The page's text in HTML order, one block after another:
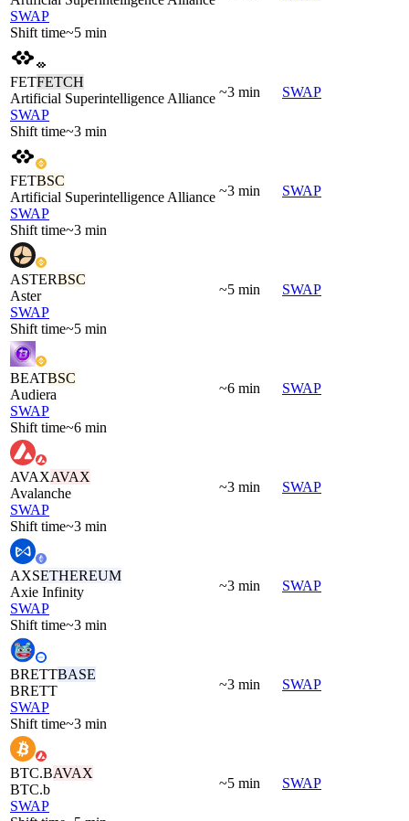
SWAP
Shift time~5 min
FETFETCH
Artificial Superintelligence Alliance
SWAP
Shift time~3 min
~3 min SWAP
FETBSC
Artificial Superintelligence Alliance
SWAP
Shift time~3 min
~3 min SWAP
ASTERBSC
Aster
SWAP
Shift time~5 min
~5 min SWAP
BEATBSC
Audiera
SWAP
Shift time~6 min
~6 min SWAP
AVAXAVAX
Avalanche
SWAP
Shift time~3 min
~3 min SWAP
AXSETHEREUM
Axie Infinity
SWAP
Shift time~3 min
~3 min SWAP
BRETTBASE
BRETT
SWAP
Shift time~3 min
~3 min SWAP
BTC.BAVAX
BTC.b
SWAP
~5 min SWAP